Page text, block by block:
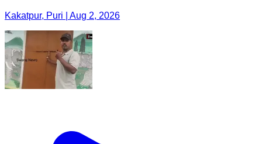
Kakatpur, Puri | Aug 2, 2026